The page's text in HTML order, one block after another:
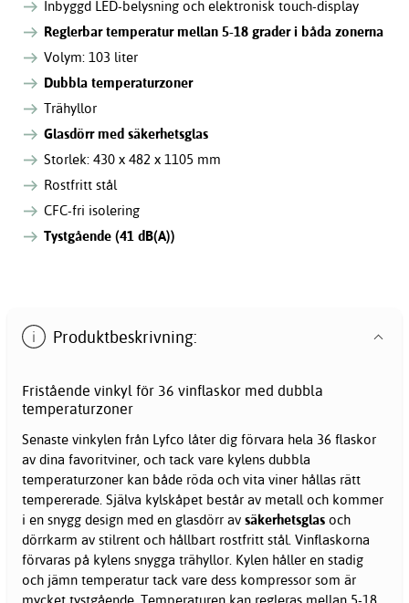
Inbyggd LED-belysning och elektronisk touch-display
Reglerbar temperatur mellan 5-18 grader i båda zonerna
Volym: 103 liter
Dubbla temperaturzoner
Trähyllor
Glasdörr med säkerhetsglas
Storlek: 430 x 482 x 1105 mm
Rostfritt stål
CFC-fri isolering
Tystgående (41 dB(A))
Produktbeskrivning:
Fristående vinkyl för 36 vinflaskor med dubbla
temperaturzoner
Senaste vinkylen från Lyfco låter dig förvara hela 36 flaskor
av dina favoritviner, och tack vare kylens dubbla
temperaturzoner kan både röda och vita viner hållas rätt
tempererade. Själva kylskåpet består av metall och kommer
i en snygg design med en glasdörr av säkerhetsglas och
dörrkarm av stilrent och hållbart rostfritt stål. Vinflaskorna
förvaras på kylens snygga trähyllor. Kylen håller en stadig
och jämn temperatur tack vare dess kompressor som är